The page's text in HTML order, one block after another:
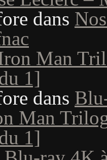
dans
Man
1]
dans
Man
1]